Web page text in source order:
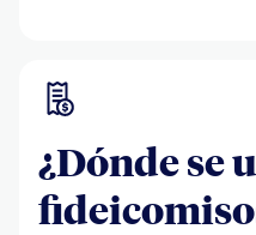
¿Dónde se